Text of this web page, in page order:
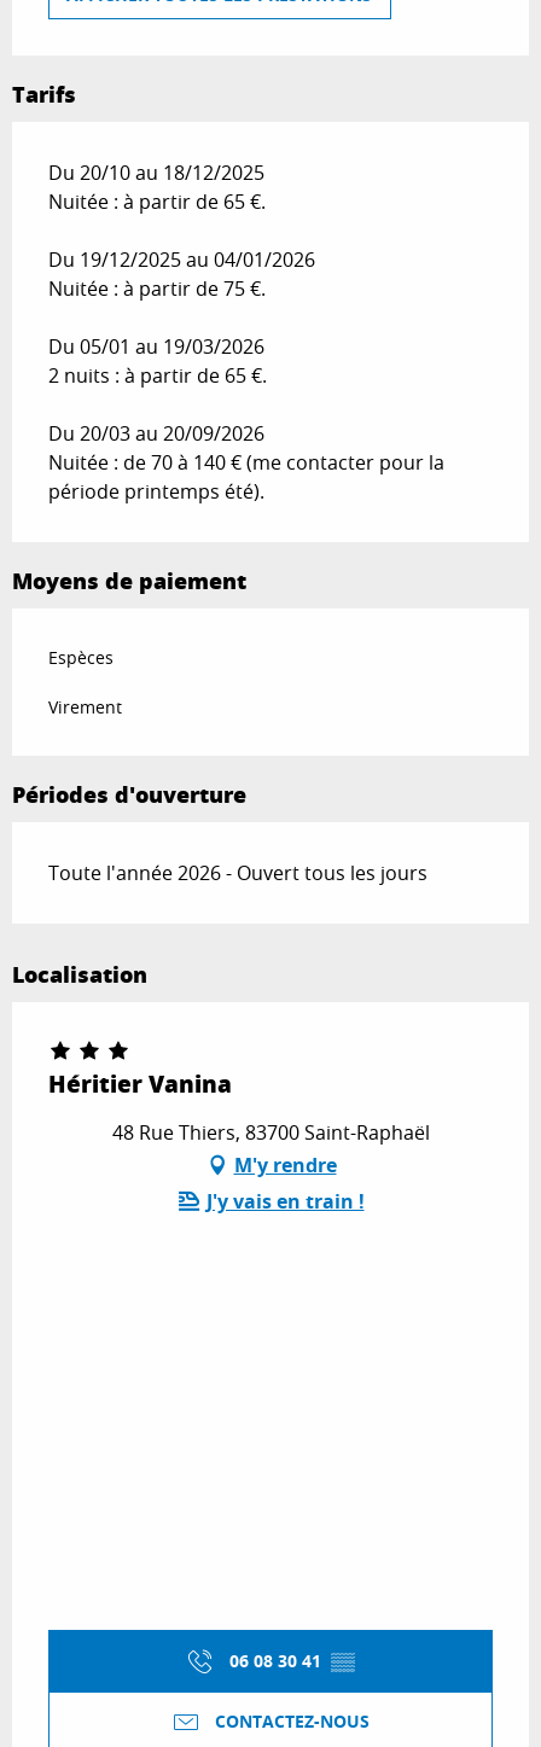
Tarifs
Du 20/10 au 18/12/2025
Nuitée : à partir de 65 €.
Du 19/12/2025 au 04/01/2026
Nuitée : à partir de 75 €.
Du 05/01 au 19/03/2026
2 nuits : à partir de 65 €.
Du 20/03 au 20/09/2026
Nuitée : de 70 à 140 € (me contacter pour la
période printemps été).
Moyens de paiement
Espèces
Virement
Périodes d'ouverture
Toute l'année 2026 - Ouvert tous les jours
Localisation
Héritier Vanina
48 Rue Thiers, 83700 Saint-Raphaël
M'y rendre
J'y vais en train !
06 08 30 41 ▒▒
CONTACTEZ-NOUS